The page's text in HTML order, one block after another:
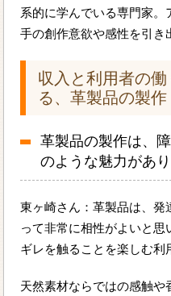
系的に学んでいる専門家。
手の創作意欲や感性を引き
収入と利用者の
る、革製品の製作
革製品の製作は、
のような魅力があり
東ヶ崎さん：革製品は、発
って非常に相性がよいと
ギレを触ることを楽しむ利
天然素材ならではの感触や